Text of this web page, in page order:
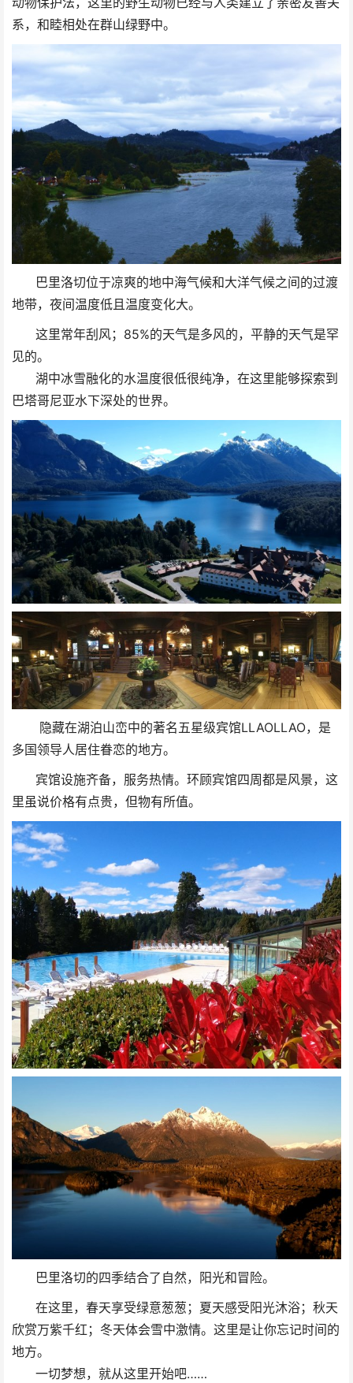
系，和睦相处在群山绿野中。
巴里洛切位于凉爽的地中海气候和大洋气候之间的过渡
地带，夜间温度低且温度变化大。
这里常年刮风；85%的天气是多风的，平静的天气是罕
见的。
湖中冰雪融化的水温度很低很纯净，在这里能够探索到
巴塔哥尼亚水下深处的世界。
隐藏在湖泊山峦中的著名五星级宾馆LLAOLLAO，是
多国领导人居住眷恋的地方。
宾馆设施齐备，服务热情。环顾宾馆四周都是风景，这
里虽说价格有点贵，但物有所值。
巴里洛切的四季结合了自然，阳光和冒险。
在这里，春天享受绿意葱葱；夏天感受阳光沐浴；秋天
欣赏万紫千红；冬天体会雪中激情。这里是让你忘记时间的
地方。
一切梦想，就从这里开始吧……